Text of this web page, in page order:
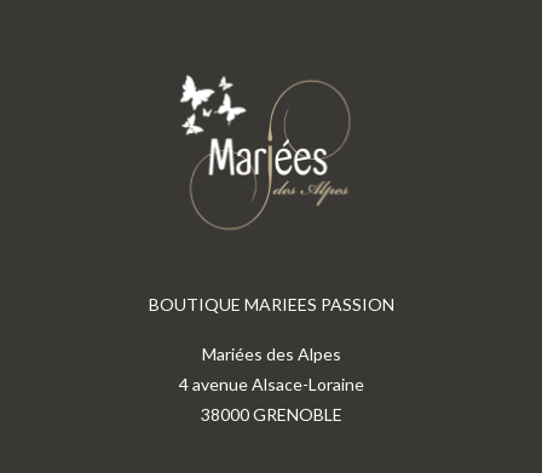
BOUTIQUE MARIEES PASSION
Mariées des Alpes
4 avenue Alsace-Loraine
38000 GRENOBLE